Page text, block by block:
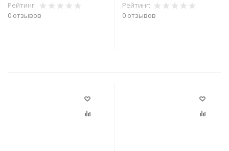
Рейтинг:
0 отзывов
Рейтинг:
0 отзывов